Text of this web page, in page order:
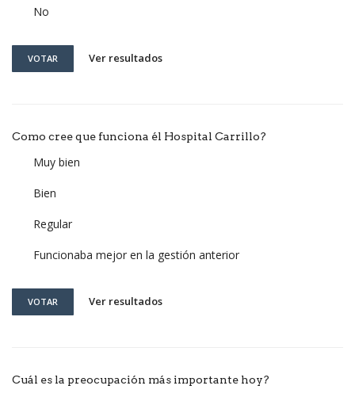
No
VOTAR Ver resultados
Como cree que funciona él Hospital Carrillo?
Muy bien
Bien
Regular
Funcionaba mejor en la gestión anterior
VOTAR Ver resultados
Cuál es la preocupación más importante hoy?